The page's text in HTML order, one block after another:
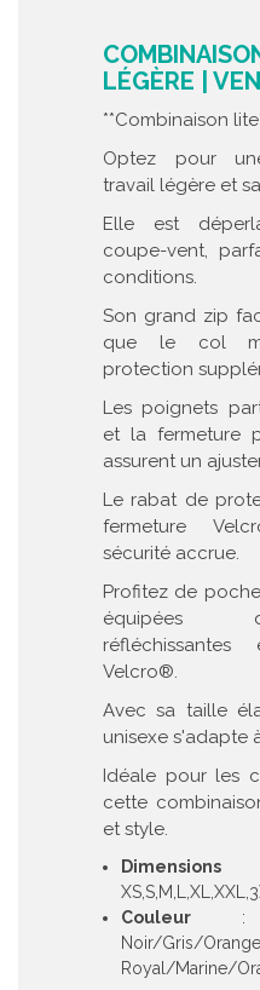
LÉGÈRE |
**Combinaison
Optez pour
travail légère et
Elle est
coupe-vent,
conditions.
Son grand zip
que le col
protection
Les poignets
et la fermeture
assurent un
Le rabat de
fermeture
sécurité accrue.
Profitez de
équipées
Velcro®.
Avec sa taille
unisexe s'adapte
Idéale pour les
cette
et style.
Dimensions :
Couleur :
Noir/Gris/Orange,
Royal/Marine/